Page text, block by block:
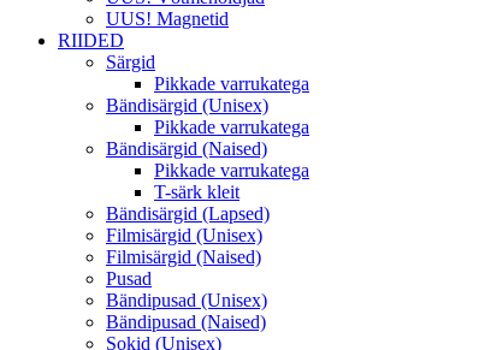
UUS! Magnetid
RIIDED
Särgid
Pikkade varrukatega
Bändisärgid (Unisex)
Pikkade varrukatega
Bändisärgid (Naised)
Pikkade varrukatega
T-särk kleit
Bändisärgid (Lapsed)
Filmisärgid (Unisex)
Filmisärgid (Naised)
Pusad
Bändipusad (Unisex)
Bändipusad (Naised)
Sokid (Unisex)